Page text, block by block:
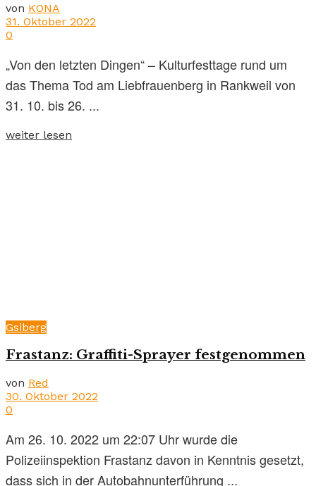
von KONA
31. Oktober 2022
0
„Von den letzten Dingen“ – Kulturfesttage rund um
das Thema Tod am Liebfrauenberg in Rankweil von
31. 10. bis 26. ...
weiter lesen
Gsiberg
Frastanz: Graffiti-Sprayer festgenommen
von Red
30. Oktober 2022
0
Am 26. 10. 2022 um 22:07 Uhr wurde die
Polizeiinspektion Frastanz davon in Kenntnis gesetzt,
dass sich in der Autobahnunterführung ...